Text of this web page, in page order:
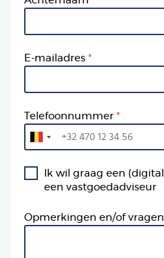
E-mailadres
Telefoonnummer
Ik wil graag een
een vastgoedadviseur
Opmerkingen en/of vragen